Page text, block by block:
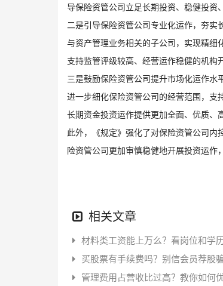
导保险资管公司立足长期投资、稳健投资
二是引导保险资管公司专业化运作，夯
与资产管理业务相关的子公司，实现精细
支持监管评级较高、经营运作稳健的机构
三是鼓励保险资管公司提升市场化运作水
进一步细化保险资管公司的经营范围，
长期资金投资运作提供更加全面、优质、
此外，《规定》强化了对保险资管公司
险资管公司更加审慎稳健地开展投资运作
相关文章
材料类工资能上万么？看岗位和学
买股票有手续费吗？别信会员荐股
管理费用占营收比过高？教你如何